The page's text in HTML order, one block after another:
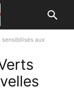
sensibilisés aux